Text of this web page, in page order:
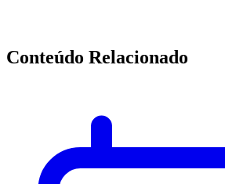
Conteúdo Relacionado